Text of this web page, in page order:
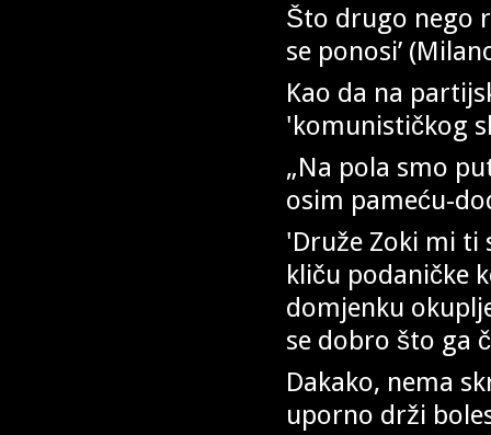
Što drugo nego
se ponosi’
Kao da na
'komunističkog
„Na pola smo
osim pameću-
'Druže Zoki mi ti
kliču podaničke
domjenku
se dobro što ga
Dakako, nema
uporno drži